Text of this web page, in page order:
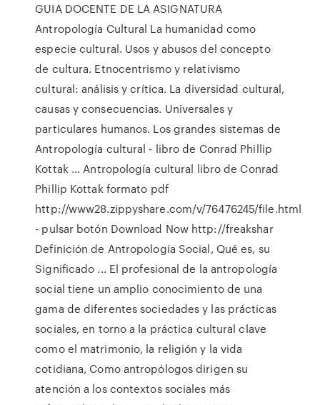
GUIA DOCENTE DE LA ASIGNATURA
Antropología Cultural La humanidad como
especie cultural. Usos y abusos del concepto
de cultura. Etnocentrismo y relativismo
cultural: análisis y crítica. La diversidad cultural,
causas y consecuencias. Universales y
particulares humanos. Los grandes sistemas de
Antropología cultural - libro de Conrad Phillip
Kottak ... Antropología cultural libro de Conrad
Phillip Kottak formato pdf
http://www28.zippyshare.com/v/76476245/file.html
- pulsar botón Download Now http://freakshar
Definición de Antropología Social, Qué es, su
Significado ... El profesional de la antropología
social tiene un amplio conocimiento de una
gama de diferentes sociedades y las prácticas
sociales, en torno a la práctica cultural clave
como el matrimonio, la religión y la vida
cotidiana, Como antropólogos dirigen su
atención a los contextos sociales más